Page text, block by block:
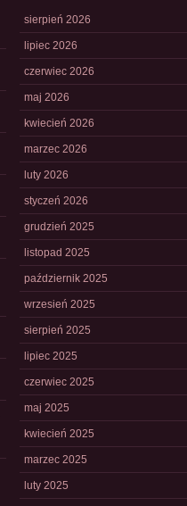
sierpień 2026
lipiec 2026
czerwiec 2026
maj 2026
kwiecień 2026
marzec 2026
luty 2026
styczeń 2026
grudzień 2025
listopad 2025
październik 2025
wrzesień 2025
sierpień 2025
lipiec 2025
czerwiec 2025
maj 2025
kwiecień 2025
marzec 2025
luty 2025